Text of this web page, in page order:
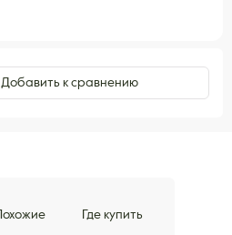
Добавить к сравнению
Похожие Где купить